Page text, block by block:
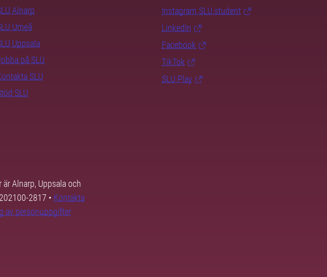
Alnarp
Umeå
Uppsala
på SLU
SLU
SLU
Instagram SLU.student
LinkedIn
Facebook
TikTok
SLU Play
Alnarp, Uppsala och
2817 • Kontakta
av personuppgifter